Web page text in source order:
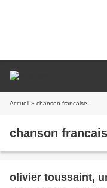
Accueil » chanson francaise
chanson
olivier toussaint,